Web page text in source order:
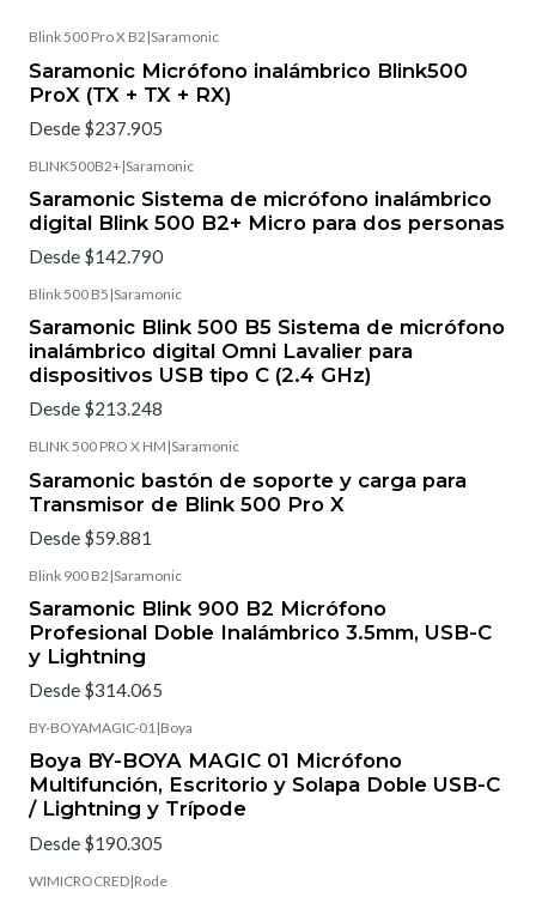
Blink 500 Pro X B2 |Saramonic
Saramonic Micrófono inalámbrico Blink500
ProX (TX + TX + RX)
Desde $237.905
BLINK500B2+|Saramonic
Saramonic Sistema de micrófono inalámbrico
digital Blink 500 B2+ Micro para dos personas
Desde $142.790
Blink 500 B5 |Saramonic
Saramonic Blink 500 B5 Sistema de micrófono
inalámbrico digital Omni Lavalier para
dispositivos USB tipo C (2.4 GHz)
Desde $213.248
BLINK 500 PRO X HM |Saramonic
Saramonic bastón de soporte y carga para
Transmisor de Blink 500 Pro X
Desde $59.881
Blink 900 B2 |Saramonic
Saramonic Blink 900 B2 Micrófono
Profesional Doble Inalámbrico 3.5mm, USB-C
y Lightning
Desde $314.065
BY-BOYAMAGIC-01|Boya
Boya BY-BOYA MAGIC 01 Micrófono
Multifunción, Escritorio y Solapa Doble USB-C
/ Lightning y Trípode
Desde $190.305
WIMICROCRED|Rode